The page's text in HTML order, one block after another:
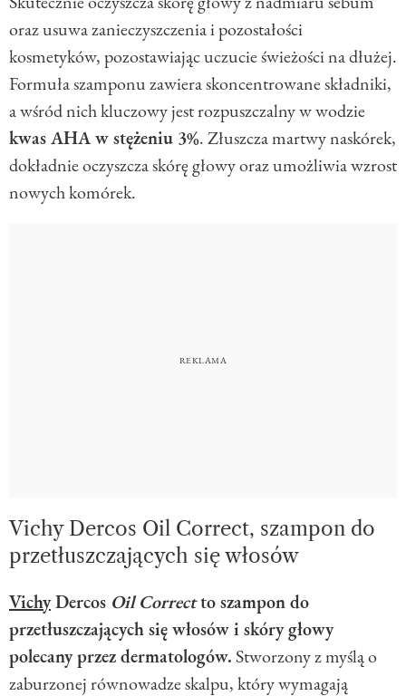
oraz usuwa zanieczyszczenia i pozostałości
kosmetyków, pozostawiając uczucie świeżości na dłużej.
Formuła szamponu zawiera skoncentrowane składniki,
a wśród nich kluczowy jest rozpuszczalny w wodzie
kwas AHA w stężeniu 3%. Złuszcza martwy naskórek,
dokładnie oczyszcza skórę głowy oraz umożliwia wzrost
nowych komórek.
Vichy Dercos Oil Correct, szampon do
przetłuszczających się włosów
VichyDercos Oil Correctto szampon do
przetłuszczających się włosów i skóry głowy
polecany przez dermatologów.Stworzony z myślą o
zaburzonej równowadze skalpu, który wymagają